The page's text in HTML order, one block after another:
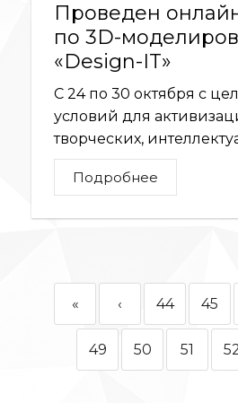
Проведен
по 3D-
«Design-IT»
С 24 по 30 октября с
условий для
творческих,
Подробнее
« ‹ 44 45
49 50 51